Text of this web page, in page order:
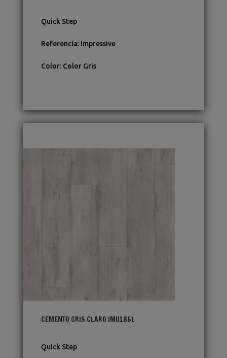
Quick Step
Referencia: Impressive
Color: Color Gris
CEMENTO GRIS CLARO IMU1861
Quick Step